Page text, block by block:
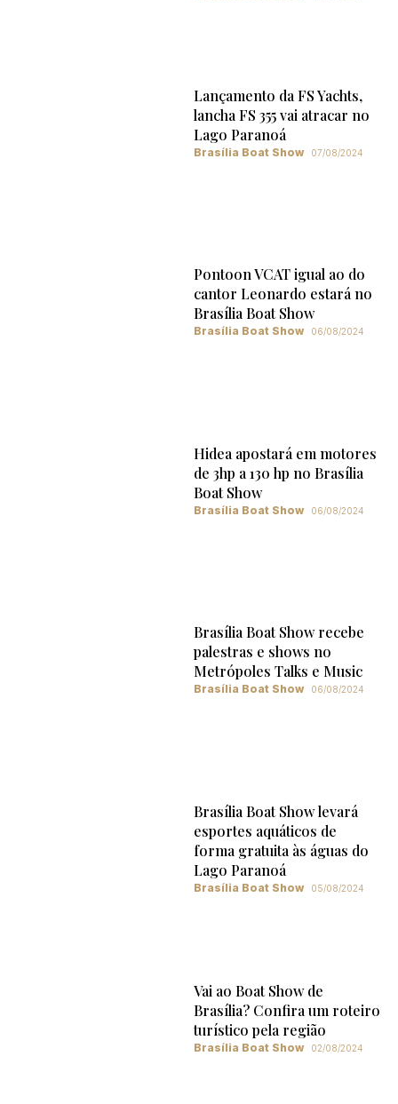
Lançamento da FS Yachts,
lancha FS 355 vai atracar no
Lago Paranoá
Brasília Boat Show 07/08/2024
Pontoon VCAT igual ao do
cantor Leonardo estará no
Brasília Boat Show
Brasília Boat Show 06/08/2024
Hidea apostará em motores
de 3hp a 130 hp no Brasília
Boat Show
Brasília Boat Show 06/08/2024
Brasília Boat Show recebe
palestras e shows no
Metrópoles Talks e Music
Brasília Boat Show 06/08/2024
Brasília Boat Show levará
esportes aquáticos de
forma gratuita às águas do
Lago Paranoá
Brasília Boat Show 05/08/2024
Vai ao Boat Show de
Brasília? Confira um roteiro
turístico pela região
Brasília Boat Show 02/08/2024